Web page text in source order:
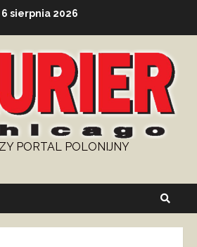
6 sierpnia 2026
PORTAL POLONIJNY